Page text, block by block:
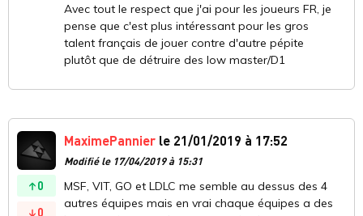
Avec tout le respect que j'ai pour les joueurs FR, je
pense que c'est plus intéressant pour les gros
talent français de jouer contre d'autre pépite
plutôt que de détruire des low master/D1
0
0
MaximePannier le 21/01/2019 à 17:52
Modifié le 17/04/2019 à 15:31
MSF, VIT, GO et LDLC me semble au dessus des 4
autres équipes mais en vrai chaque équipes a des